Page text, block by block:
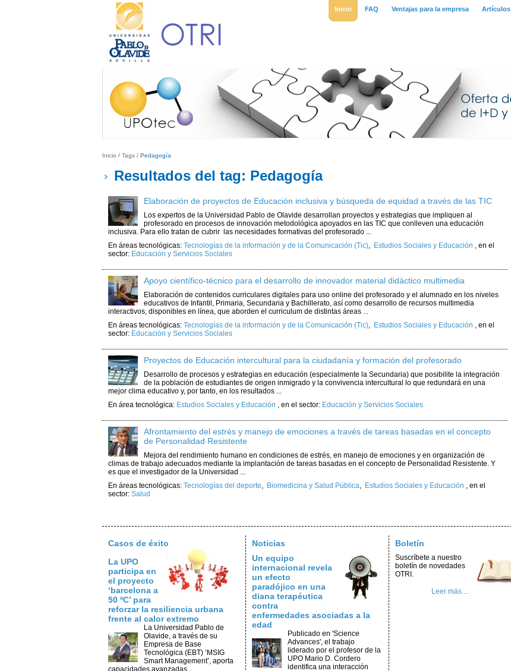
Inicio FAQ Ventajas para la empresa Artículos
Inicio / Tags / Pedagogía
Resultados del tag: Pedagogía
Elaboración de proyectos de Educación inclusiva y búsqueda de equidad a través de las TIC
Los expertos de la Universidad Pablo de Olavide desarrollan proyectos y estrategias que impliquen al
profesorado en procesos de innovación metodológica apoyados en las TIC que conlleven una educación
inclusiva. Para ello tratan de cubrir las necesidades formativas del profesorado ...
En áreas tecnológicas: Tecnologías de la información y de la Comunicación (Tic), Estudios Sociales y Educación , en el
sector: Educación y Servicios Sociales
Apoyo científico-técnico para el desarrollo de innovador material didáctico multimedia
Elaboración de contenidos curriculares digitales para uso online del profesorado y el alumnado en los niveles
educativos de Infantil, Primaria, Secundaria y Bachillerato, así como desarrollo de recursos multimedia
interactivos, disponibles en línea, que aborden el curriculum de distintas áreas ...
En áreas tecnológicas: Tecnologías de la información y de la Comunicación (Tic), Estudios Sociales y Educación , en el
sector: Educación y Servicios Sociales
Proyectos de Educación intercultural para la ciudadanía y formación del profesorado
Desarrollo de procesos y estrategias en educación (especialmente la Secundaria) que posibilite la integración
de la población de estudiantes de origen inmigrado y la convivencia intercultural lo que redundará en una
mejor clima educativo y, por tanto, en los resultados ...
En área tecnológica: Estudios Sociales y Educación , en el sector: Educación y Servicios Sociales
Afrontamiento del estrés y manejo de emociones a través de tareas basadas en el concepto
de Personalidad Resistente
Mejora del rendimiento humano en condiciones de estrés, en manejo de emociones y en organización de
climas de trabajo adecuados mediante la implantación de tareas basadas en el concepto de Personalidad Resistente. Y
es que el investigador de la Universidad ...
En áreas tecnológicas: Tecnologías del deporte, Biomedicina y Salud Pública, Estudios Sociales y Educación , en el
sector: Salud
Casos de éxito
La UPO
participa en
el proyecto
‘barcelona a
50 ºC’ para
reforzar la resiliencia urbana
frente al calor extremo
La Universidad Pablo de
Olavide, a través de su
Empresa de Base
Tecnológica (EBT) ‘MSIG
Smart Management’, aporta
capacidades avanzadas ...
Noticias
Un equipo
internacional revela
un efecto
paradójico en una
diana terapéutica
contra
enfermedades asociadas a la
edad
Publicado en 'Science
Advances', el trabajo
liderado por el profesor de la
UPO Mario D. Cordero
identifica una interacción
Boletín
Suscríbete a nuestro
boletín de novedades
OTRI.
Leer más ...